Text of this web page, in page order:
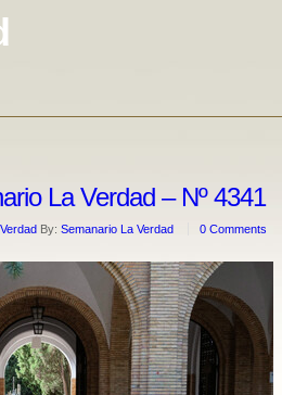
La Verdad – Nº 4341
By: Semanario La Verdad 0 Comments